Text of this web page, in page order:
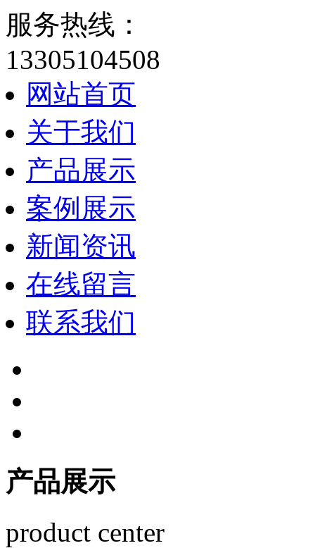
服务热线：
13305104508
网站首页
关于我们
产品展示
案例展示
新闻资讯
在线留言
联系我们
产品展示
product center